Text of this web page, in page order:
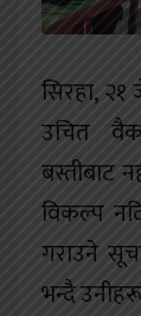
सिरहा,
उचित
बस्तीबाट
विकल्प
गराउने
भन्दै